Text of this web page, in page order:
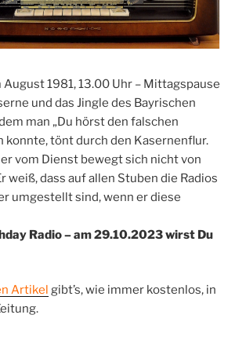
August 1981, 13.00 Uhr – Mittagspause
und das Jingle des Bayrischen
man „Du hörst den falschen
konnte, tönt durch den Kasernenflur.
vom Dienst bewegt sich nicht von
weiß, dass auf allen Stuben die Radios
umgestellt sind, wenn er diese
Radio – am 29.10.2023 wirst Du
Artikel gibt’s, wie immer kostenlos, in